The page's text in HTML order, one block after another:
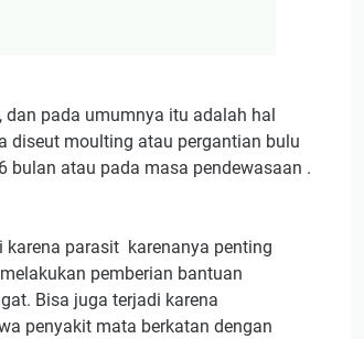
pada umumnya itu adalah hal
diseut moulting atau pergantian bulu
bulan atau pada masa pendewasaan .
parasit karenanya penting
pemberian bantuan
Bisa juga terjadi karena
penyakit mata berkatan dengan